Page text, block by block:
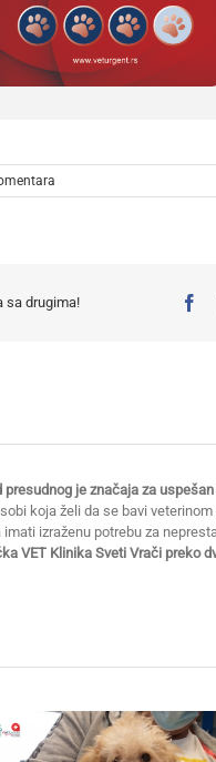
sa drugima!
je značaja za
koja želi da se bavi
izraženu potrebu za
VET Klinika Sveti Vrači preko